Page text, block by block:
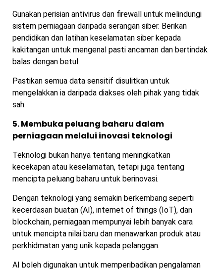
Gunakan perisian antivirus dan firewall untuk melindungi
sistem perniagaan daripada serangan siber. Berikan
pendidikan dan latihan keselamatan siber kepada
kakitangan untuk mengenal pasti ancaman dan bertindak
balas dengan betul.
Pastikan semua data sensitif disulitkan untuk
mengelakkan ia daripada diakses oleh pihak yang tidak
sah.
5. Membuka peluang baharu dalam
perniagaan melalui inovasi teknologi
Teknologi bukan hanya tentang meningkatkan
kecekapan atau keselamatan, tetapi juga tentang
mencipta peluang baharu untuk berinovasi.
Dengan teknologi yang semakin berkembang seperti
kecerdasan buatan (AI), internet of things (IoT), dan
blockchain, perniagaan mempunyai lebih banyak cara
untuk mencipta nilai baru dan menawarkan produk atau
perkhidmatan yang unik kepada pelanggan.
AI boleh digunakan untuk memperibadikan pengalaman